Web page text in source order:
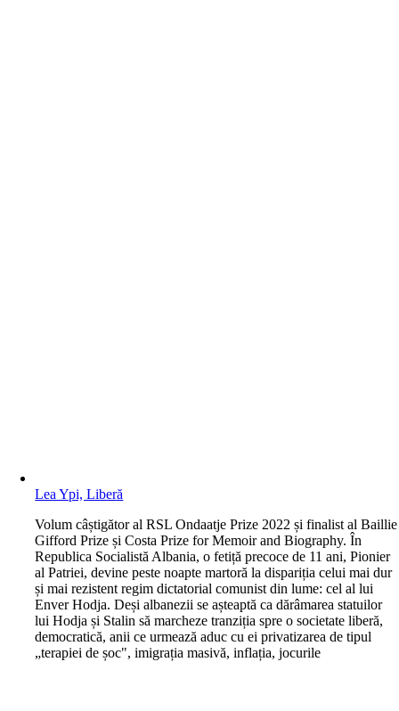
Lea Ypi, Liberă
Volum câștigător al RSL Ondaatje Prize 2022 și finalist al Baillie
Gifford Prize și Costa Prize for Memoir and Biography. În
Republica Socialistă Albania, o fetiță precoce de 11 ani, Pionier
al Patriei, devine peste noapte martoră la dispariția celui mai dur
și mai rezistent regim dictatorial comunist din lume: cel al lui
Enver Hodja. Deși albanezii se așteaptă ca dărâmarea statuilor
lui Hodja și Stalin să marcheze tranziția spre o societate liberă,
democratică, anii ce urmează aduc cu ei privatizarea de tipul
„terapiei de șoc", imigrația masivă, inflația, jocurile